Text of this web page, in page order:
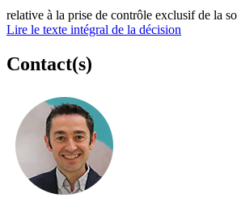
relative à la prise de contrôle exclusif de la
Lire le texte intégral de la décision
Contact(s)